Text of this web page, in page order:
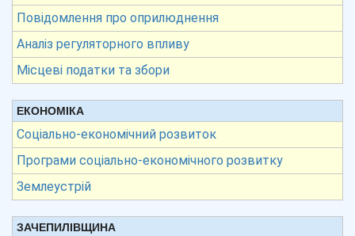
Повідомлення про оприлюднення
Аналіз регуляторного впливу
Місцеві податки та збори
ЕКОНОМІКА
Соціально-економічний розвиток
Програми соціально-економічного розвитку
Землеустрій
ЗАЧЕПИЛІВЩИНА